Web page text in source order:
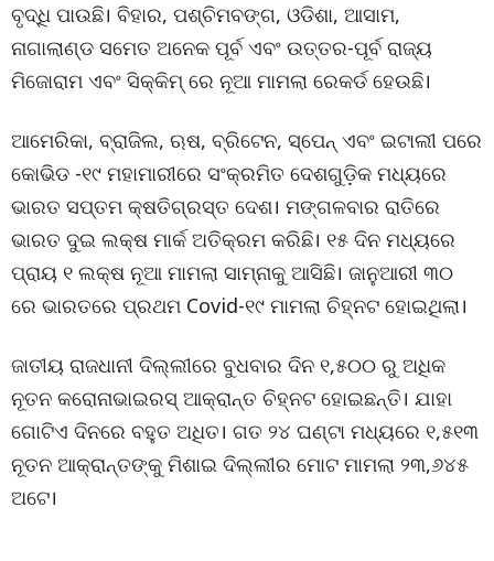
ବୃଦ୍ଧି ପାଉଛି। ବିହାର, ପଶ୍ଚିମବଙ୍ଗ, ଓଡିଶା, ଆସାମ,
ନାଗାଲାଣ୍ଡ ସମେତ ଅନେକ ପୂର୍ବ ଏବଂ ଉତ୍ତର-ପୂର୍ବ ରାଜ୍ୟ
ମିଜୋରାମ ଏବଂ ସିକ୍କିମ୍ ରେ ନୂଆ ମାମଲା ରେକର୍ଡ ହେଉଛି।
ଆମେରିକା, ବ୍ରାଜିଲ, ଋଷ, ବ୍ରିଟେନ, ସ୍ପେନ୍ ଏବଂ ଇଟାଲୀ ପରେ
କୋଭିଡ -୧୯ ମହାମାରୀରେ ସଂକ୍ରମିତ ଦେଶଗୁଡ଼ିକ ମଧ୍ୟରେ
ଭାରତ ସପ୍ତମ କ୍ଷତିଗ୍ରସ୍ତ ଦେଶ। ମଙ୍ଗଳବାର ରାତିରେ
ଭାରତ ଦୁଇ ଲକ୍ଷ ମାର୍କ ଅତିକ୍ରମ କରିଛି। ୧୫ ଦିନ ମଧ୍ୟରେ
ପ୍ରାୟ ୧ ଲକ୍ଷ ନୂଆ ମାମଲା ସାମ୍ନାକୁ ଆସିଛି। ଜାନୁଆରୀ ୩୦
ରେ ଭାରତରେ ପ୍ରଥମ Covid-୧୯ ମାମଲା ଚିହ୍ନଟ ହୋଇଥିଲା।
ଜାତୀୟ ରାଜଧାନୀ ଦିଲ୍ଲୀରେ ବୁଧବାର ଦିନ ୧,୫୦୦ ରୁ ଅଧିକ
ନୂତନ କରୋନାଭାଇରସ୍ ଆକ୍ରାନ୍ତ ଚିହ୍ନଟ ହୋଇଛନ୍ତି। ଯାହା
ଗୋଟିଏ ଦିନରେ ବହୁତ ଅଧିତ। ଗତ ୨୪ ଘଣ୍ଟା ମଧ୍ୟରେ ୧,୫୧୩
ନୂତନ ଆକ୍ରାନ୍ତଙ୍କୁ ମିଶାଇ ଦିଲ୍ଲୀର ମୋଟ ମାମଲା ୨୩,୬୪୫
ଅଟେ।